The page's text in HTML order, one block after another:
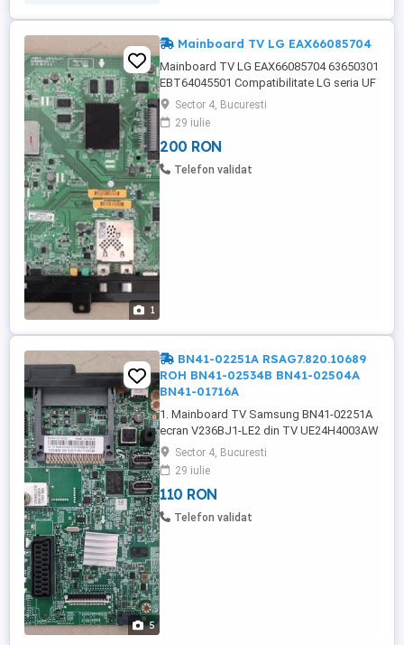
1
Mainboard TV LG EAX66085704
Mainboard TV LG EAX66085704 63650301
EBT64045501 Compatibilitate LG seria UF
UB Sector 4, Bucuresti
29 iulie
200 RON
Telefon validat
5
BN41-02251A RSAG7.820.10689
ROH BN41-02534B BN41-02504A
BN41-01716A
1. Mainboard TV Samsung BN41-02251A
ecran V236BJ1-LE2 din TV UE24H4003AW
2. Sursă TV Hisense RSAG7.820.10689
ROH din TV 75A6BG 75E7KQ 75A6K 3.
Mainboard TV Samsung BN41-02534B
BN94-10998U echipata cu ecran CY-
VK055BGAV1H 4. Mainboard TV Samsung
Sector 4, Bucuresti
29 iulie
110 RON
Telefon validat